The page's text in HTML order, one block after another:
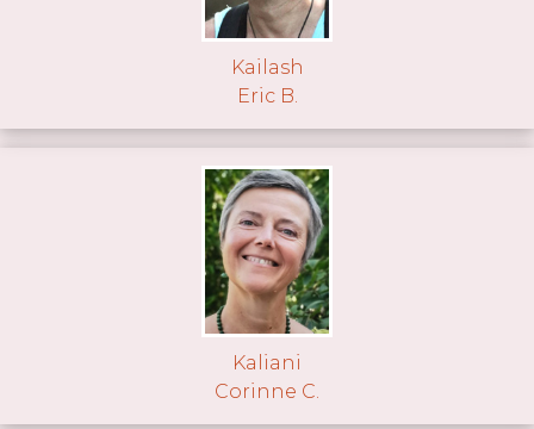
Kailash
Eric B.
Kaliani
Corinne C.